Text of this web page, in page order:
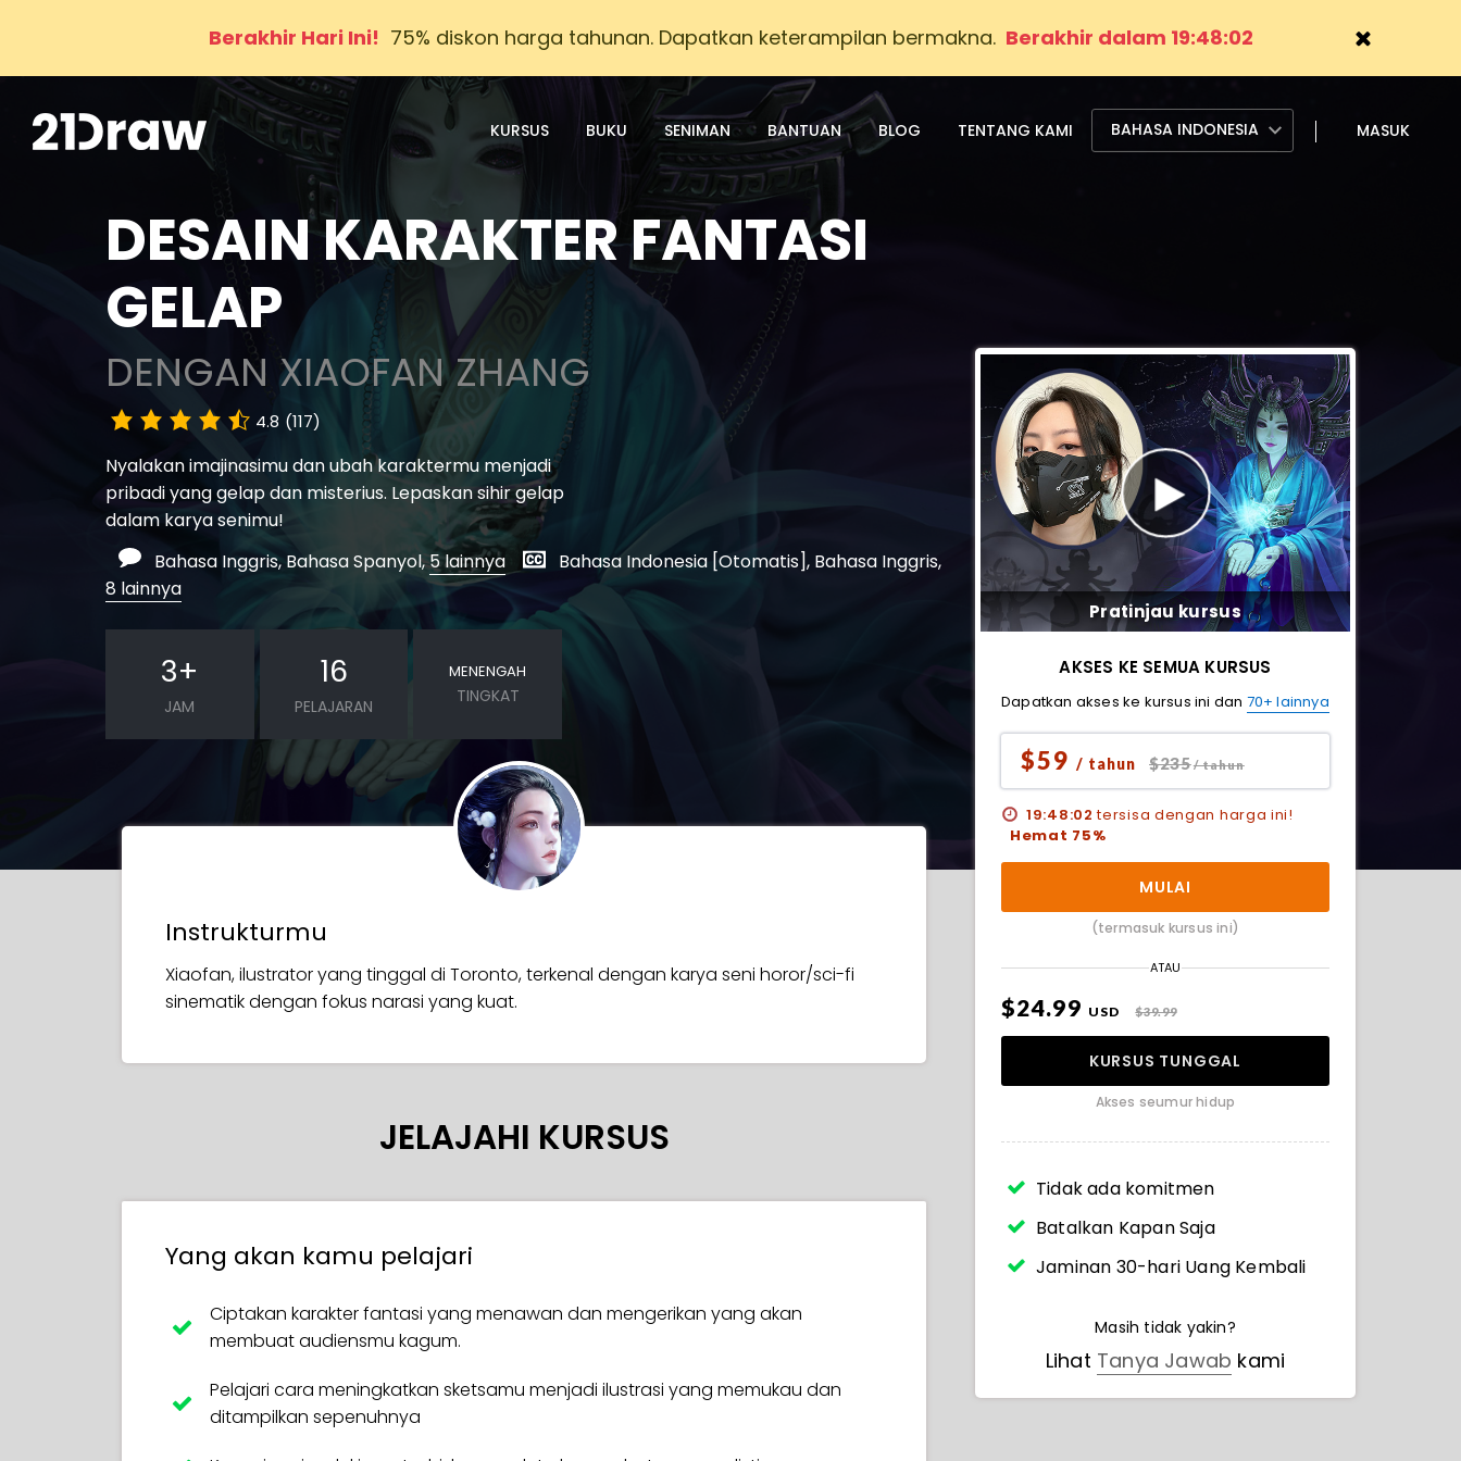
Berakhir Hari Ini! 75% diskon harga tahunan. Dapatkan keterampilan bermakna. Berakhir dalam 19:48:00
KURSUS BUKU SENIMAN BANTUAN BLOG TENTANG KAMI BAHASA INDONESIA MASUK
DESAIN KARAKTER FANTASI
GELAP
DENGAN XIAOFAN ZHANG
4.8 (117)
Nyalakan imajinasimu dan ubah karaktermu menjadi
pribadi yang gelap dan misterius. Lepaskan sihir gelap
dalam karya senimu!
Bahasa Inggris, Bahasa Spanyol,5 lainnya
Bahasa Indonesia [Otomatis], Bahasa Inggris,
8 lainnya
3+
JAM
16
PELAJARAN
MENENGAH
TINGKAT
Instrukturmu
Xiaofan, ilustrator yang tinggal di Toronto, terkenal dengan karya seni horor/sci-fi
sinematik dengan fokus narasi yang kuat.
JELAJAHI KURSUS
Yang akan kamu pelajari
Ciptakan karakter fantasi yang menawan dan mengerikan yang akan
membuat audiensmu kagum.
Pelajari cara meningkatkan sketsamu menjadi ilustrasi yang memukau dan
ditampilkan sepenuhnya
Pratinjau kursus
AKSES KE SEMUA KURSUS
Dapatkan akses ke kursus ini dan 70+ lainnya
$59 / tahun $235/ tahun
19:48:00 tersisa dengan harga ini!
Hemat 75%
MULAI
(termasuk kursus ini)
ATAU
$24.99 USD $39.99
KURSUS TUNGGAL
Akses seumur hidup
Tidak ada komitmen
Batalkan Kapan Saja
Jaminan 30-hari Uang Kembali
Masih tidak yakin?
Lihat Tanya Jawab kami